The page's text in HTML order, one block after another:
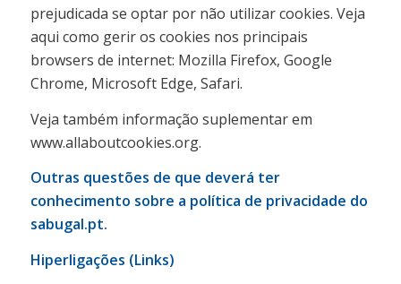
prejudicada se optar por não utilizar cookies. Veja
aqui como gerir os cookies nos principais
browsers de internet: Mozilla Firefox, Google
Chrome, Microsoft Edge, Safari.
Veja também informação suplementar em
www.allaboutcookies.org.
Outras questões de que deverá ter
conhecimento sobre a política de privacidade do
sabugal.pt.
Hiperligações (Links)